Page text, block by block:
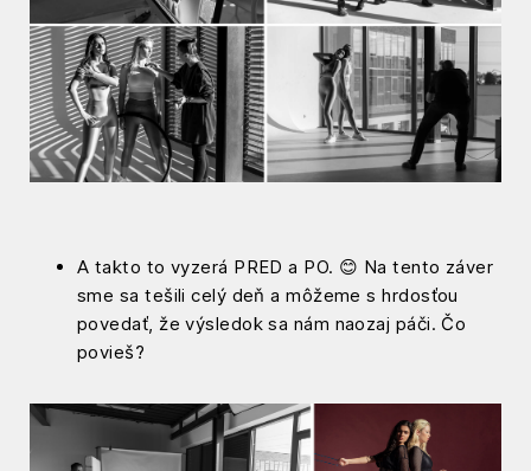
A takto to vyzerá PRED a PO. 😊 Na tento záver
sme sa tešili celý deň a môžeme s hrdosťou
povedať, že výsledok sa nám naozaj páči. Čo
povieš?